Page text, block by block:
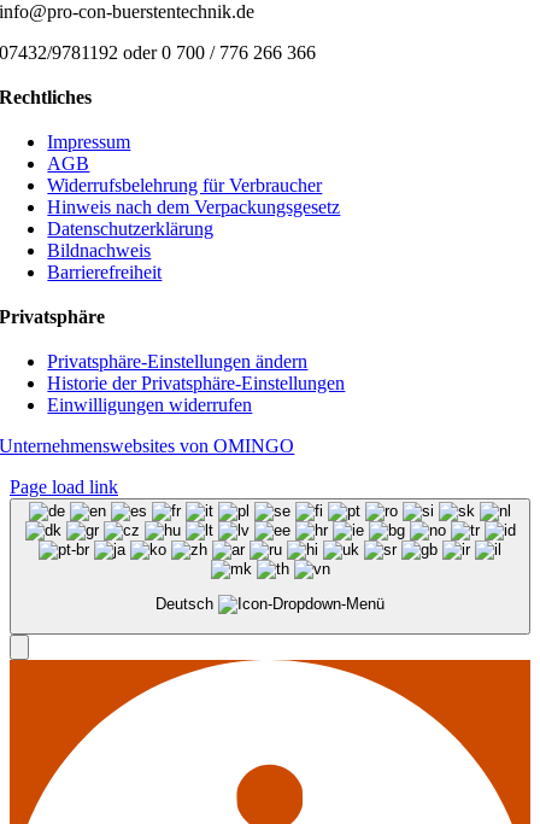
info@pro-con-buerstentechnik.de
07432/9781192 oder 0 700 / 776 266 366
Rechtliches
Impressum
AGB
Widerrufsbelehrung für Verbraucher
Hinweis nach dem Verpackungsgesetz
Datenschutzerklärung
Bildnachweis
Barrierefreiheit
Privatsphäre
Privatsphäre-Einstellungen ändern
Historie der Privatsphäre-Einstellungen
Einwilligungen widerrufen
Unternehmenswebsites von OMINGO
Page load link
Deutsch